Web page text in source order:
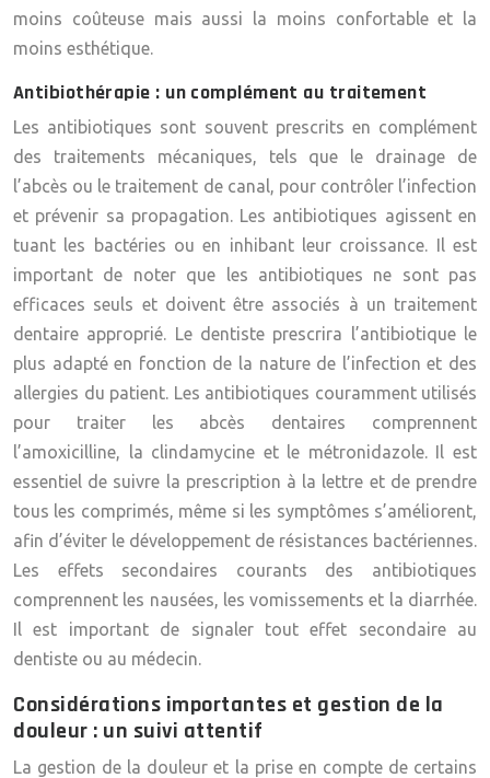
moins coûteuse mais aussi la moins confortable et la
moins esthétique.
Antibiothérapie : un complément au traitement
Les antibiotiques sont souvent prescrits en complément
des traitements mécaniques, tels que le drainage de
l’abcès ou le traitement de canal, pour contrôler l’infection
et prévenir sa propagation. Les antibiotiques agissent en
tuant les bactéries ou en inhibant leur croissance. Il est
important de noter que les antibiotiques ne sont pas
efficaces seuls et doivent être associés à un traitement
dentaire approprié. Le dentiste prescrira l’antibiotique le
plus adapté en fonction de la nature de l’infection et des
allergies du patient. Les antibiotiques couramment utilisés
pour traiter les abcès dentaires comprennent
l’amoxicilline, la clindamycine et le métronidazole. Il est
essentiel de suivre la prescription à la lettre et de prendre
tous les comprimés, même si les symptômes s’améliorent,
afin d’éviter le développement de résistances bactériennes.
Les effets secondaires courants des antibiotiques
comprennent les nausées, les vomissements et la diarrhée.
Il est important de signaler tout effet secondaire au
dentiste ou au médecin.
Considérations importantes et gestion de la
douleur : un suivi attentif
La gestion de la douleur et la prise en compte de certains